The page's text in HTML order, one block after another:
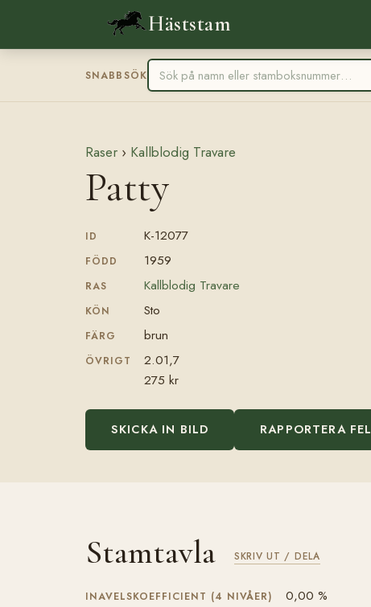
Häststam
SNABBSÖK
Raser › Kallblodig Travare
Patty
ID K-12077
FÖDD 1959
RAS Kallblodig Travare
KÖN Sto
FÄRG brun
ÖVRIGT
2.01,7
275 kr
SKICKA IN BILD RAPPORTERA FEL
Stamtavla SKRIV UT / DELA
INAVELSKOEFFICIENT (4 NIVÅER) 0,00 %